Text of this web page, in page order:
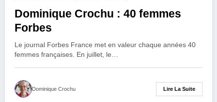
Dominique Crochu : 40 femmes
Forbes
Le journal Forbes France met en valeur chaque années 40
femmes françaises. En juillet, le…
Dominique Crochu Lire La Suite